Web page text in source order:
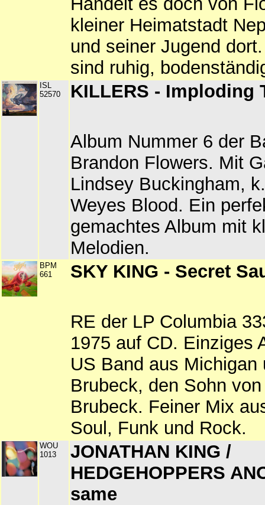
kleiner Heimatstadt
und seiner Jugend
sind ruhig,
ISL
52570
KILLERS - Imploding
Album Nummer 6 der
Brandon Flowers. Mit
Lindsey Buckingham,
Weyes Blood. Ein
gemachtes Album mit
Melodien.
BPM
661
SKY KING - Secret
RE der LP Columbia
1975 auf CD. Einziges
US Band aus Michigan
Brubeck, den Sohn
Brubeck. Feiner Mix
Soul, Funk und Rock.
WOU
1013
JONATHAN KING /
HEDGEHOPPERS
same